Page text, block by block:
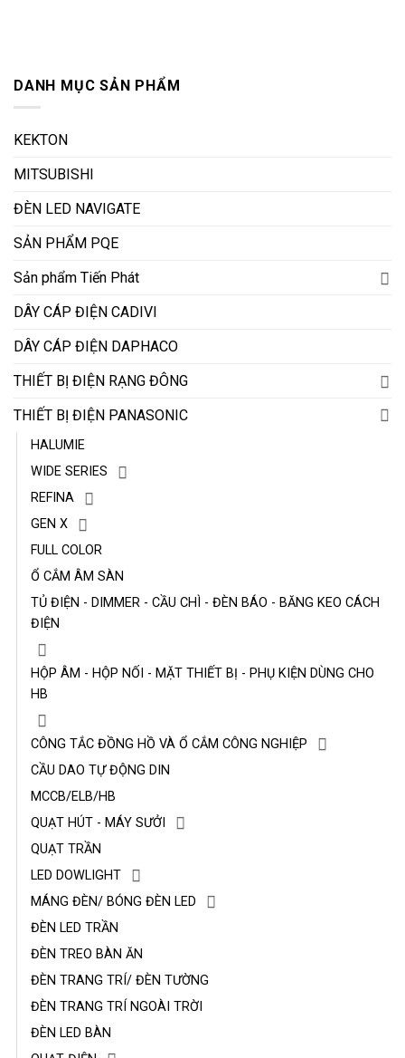
DANH MỤC SẢN PHẨM
KEKTON
MITSUBISHI
ĐÈN LED NAVIGATE
SẢN PHẨM PQE
Sản phẩm Tiến Phát
DÂY CÁP ĐIỆN CADIVI
DÂY CÁP ĐIỆN DAPHACO
THIẾT BỊ ĐIỆN RẠNG ĐÔNG
THIẾT BỊ ĐIỆN PANASONIC
HALUMIE
WIDE SERIES
REFINA
GEN X
FULL COLOR
Ổ CẮM ÂM SÀN
TỦ ĐIỆN - DIMMER - CẦU CHÌ - ĐÈN BÁO - BĂNG KEO CÁCH
ĐIỆN
HỘP ÂM - HỘP NỐI - MẶT THIẾT BỊ - PHỤ KIỆN DÙNG CHO
HB
CÔNG TẮC ĐỒNG HỒ VÀ Ổ CẮM CÔNG NGHIỆP
CẦU DAO TỰ ĐỘNG DIN
MCCB/ELB/HB
QUẠT HÚT - MÁY SƯỞI
QUẠT TRẦN
LED DOWLIGHT
MÁNG ĐÈN/ BÓNG ĐÈN LED
ĐÈN LED TRẦN
ĐÈN TREO BÀN ĂN
ĐÈN TRANG TRÍ/ ĐÈN TƯỜNG
ĐÈN TRANG TRÍ NGOÀI TRỜI
ĐÈN LED BÀN